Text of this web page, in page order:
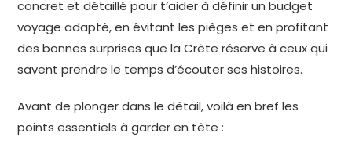
concret et détaillé pour t’aider à définir un budget
voyage adapté, en évitant les pièges et en profitant
des bonnes surprises que la Crète réserve à ceux qui
savent prendre le temps d’écouter ses histoires.
Avant de plonger dans le détail, voilà en bref les
points essentiels à garder en tête :